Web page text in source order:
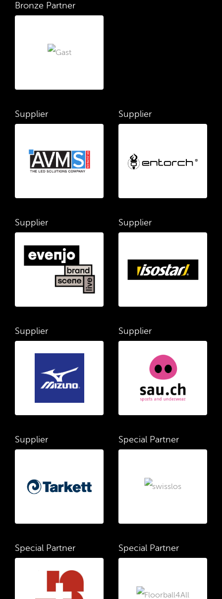
Bronze Partner
Supplier Supplier
Supplier Supplier
Supplier Supplier
Supplier Special Partner
Special Partner Special Partner